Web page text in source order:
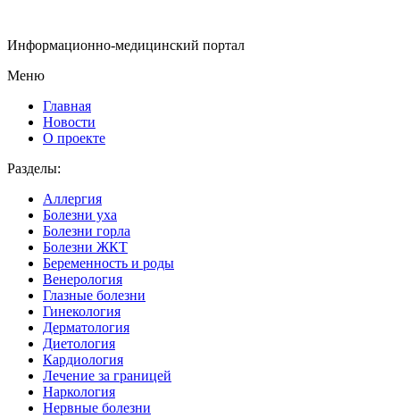
Информационно-медицинский портал
Меню
Главная
Новости
О проекте
Разделы:
Аллергия
Болезни уха
Болезни горла
Болезни ЖКТ
Беременность и роды
Венерология
Глазные болезни
Гинекология
Дерматология
Диетология
Кардиология
Лечение за границей
Наркология
Нервные болезни